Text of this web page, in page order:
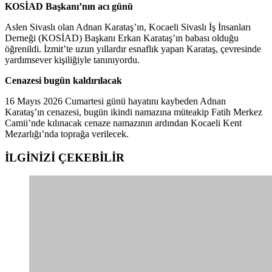
KOSİAD Başkanı’nın acı günü
Aslen Sivaslı olan Adnan Karataş’ın, Kocaeli Sivaslı İş İnsanları
Derneği (KOSİAD) Başkanı Erkan Karataş’ın babası olduğu
öğrenildi. İzmit’te uzun yıllardır esnaflık yapan Karataş, çevresinde
yardımsever kişiliğiyle tanınıyordu.
Cenazesi bugün kaldırılacak
16 Mayıs 2026 Cumartesi günü hayatını kaybeden Adnan
Karataş’ın cenazesi, bugün ikindi namazına müteakip Fatih Merkez
Camii’nde kılınacak cenaze namazının ardından Kocaeli Kent
Mezarlığı’nda toprağa verilecek.
İLGİNİZİ ÇEKEBİLİR